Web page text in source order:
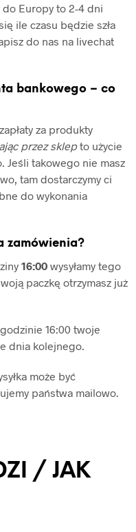
do Europy to 2-4 dni
ile czasu będzie szła
do nas na livechat
bankowego – co
za produkty
przez sklepto użycie
Jeśli takowego nie masz
tam dostarczymy ci
do wykonania
zamówienia?
16:00wysyłamy tego
paczkę otrzymasz już
16:00 twoje
dnia kolejnego.
może być
państwa mailowo.
/ JAK